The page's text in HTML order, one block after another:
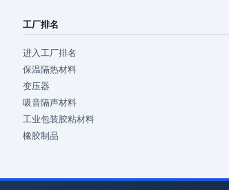
工厂排名
进入工厂排名
保温隔热材料
变压器
吸音隔声材料
工业包装胶粘材料
橡胶制品